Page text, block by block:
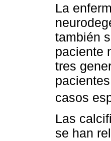
La
también
paciente
tres
casos
Las
se han